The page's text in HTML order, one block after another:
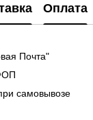
Оплата
Почта"
самовывозе